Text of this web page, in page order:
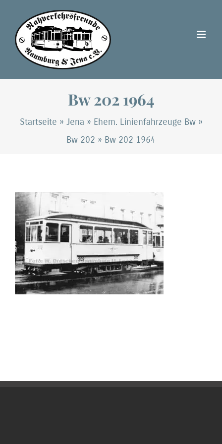
Inhalt
springen
Bw 202 1964
Startseite » Jena » Ehem. Linienfahrzeuge Bw»
Bw 202 » Bw 202 1964